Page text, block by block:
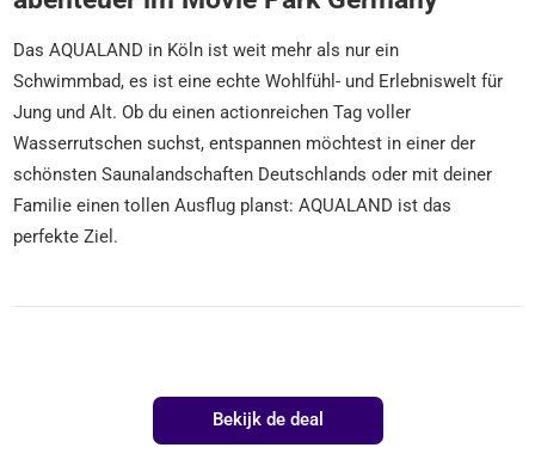
Das AQUALAND in Köln ist weit mehr als nur ein
Schwimmbad, es ist eine echte Wohlfühl- und Erlebniswelt für
Jung und Alt. Ob du einen actionreichen Tag voller
Wasserrutschen suchst, entspannen möchtest in einer der
schönsten Saunalandschaften Deutschlands oder mit deiner
Familie einen tollen Ausflug planst: AQUALAND ist das
perfekte Ziel.
Bekijk de deal